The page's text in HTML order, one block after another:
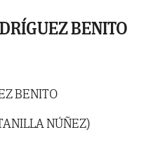
BENITO
BENITO
NÚÑEZ)